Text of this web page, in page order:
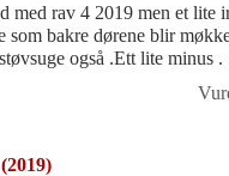
med rav 4 2019 men et lite
som bakre dørene blir
også .Ett lite minus .